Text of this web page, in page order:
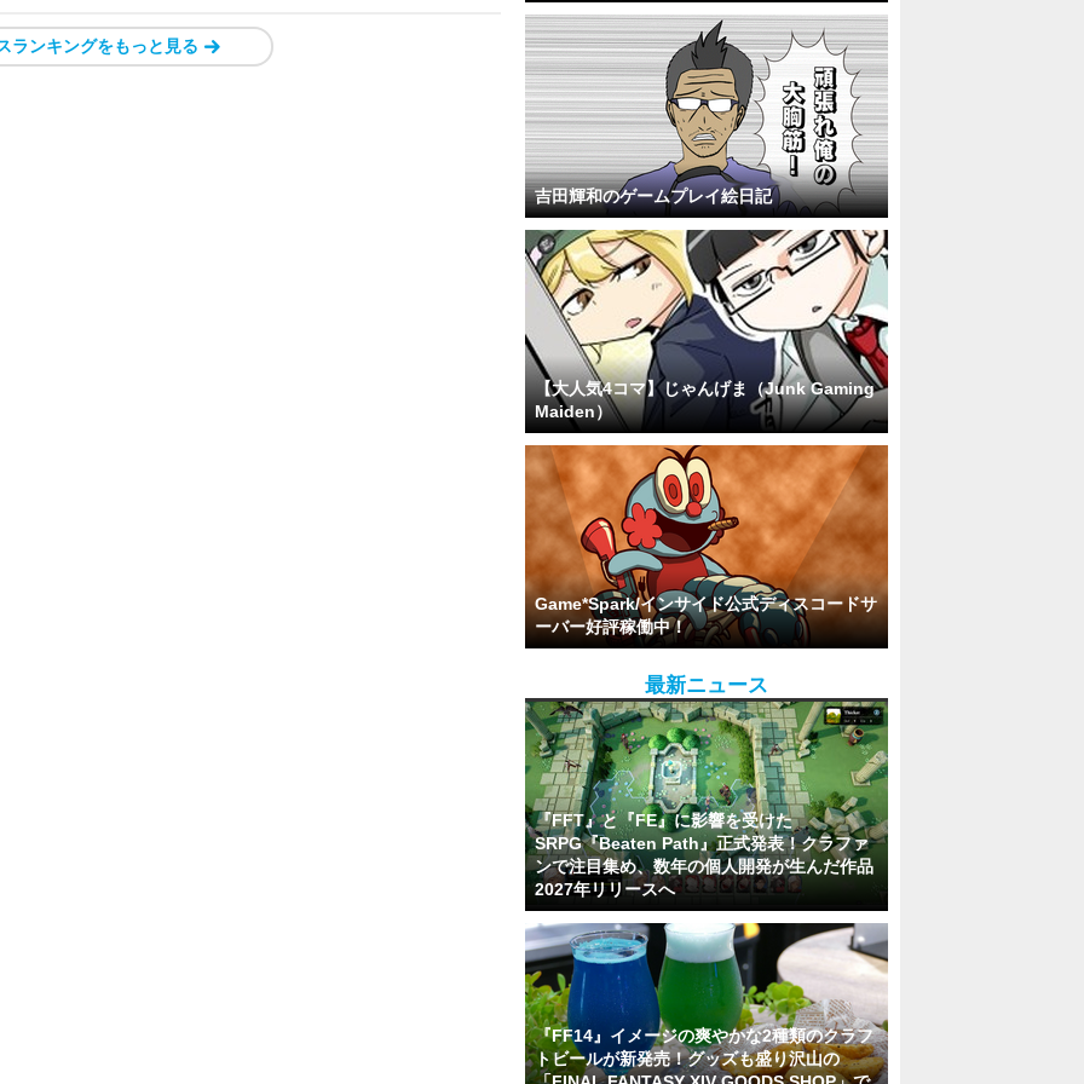
ランキングをもっと見る
吉田輝和のゲームプレイ絵日記
【大人気4コマ】じゃんげま（Junk Gaming
Maiden）
Game*Spark/インサイド公式ディスコードサ
ーバー好評稼働中！
最新ニュース
『FFT』と『FE』に影響を受けた
SRPG『Beaten Path』正式発表！クラファ
ンで注目集め、数年の個人開発が生んだ作品
2027年リリースへ
『FF14』イメージの爽やかな2種類のクラフ
トビールが新発売！グッズも盛り沢山の